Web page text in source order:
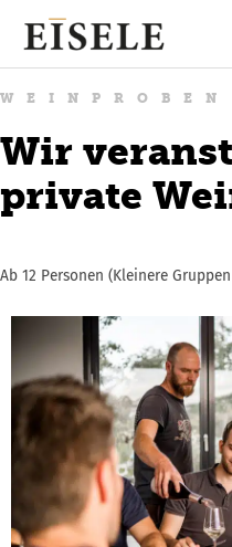
Inhalt
springen
WEINPROBEN
Wir
private
Ab 12 Personen (Kleinere